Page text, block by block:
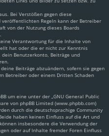
Bei Verstößen gegen diese
Regeln kann der Betreiber
von der Nutzung dieses Boards
Verantwortung für die Inhalte von
hat oder die er nicht zur Kenntnis
Benutzerkonto, Beiträge und
Beiträge abzuändern, sofern sie gegen
Betreiber oder einem Dritten Schaden
um eine unter der „GNU General Public
von phpBB Limited (www.phpbb.com)
durch die deutschsprachige Community
haben keinen Einfluss auf die Art und
insbesondere die Verwendung der
oder auf Inhalte fremder Foren Einfluss